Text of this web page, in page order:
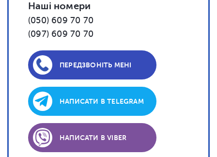
Наші номери
(050) 609 70 70
(097) 609 70 70
ПЕРЕДЗВОНІТЬ МЕНІ
НАПИСАТИ В TELEGRAM
НАПИСАТИ В VIBER